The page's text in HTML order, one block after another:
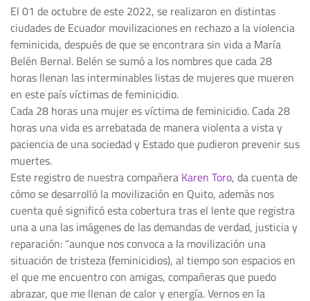
El 01 de octubre de este 2022, se realizaron en distintas
ciudades de Ecuador movilizaciones en rechazo a la violencia
feminicida, después de que se encontrara sin vida a María
Belén Bernal. Belén se sumó a los nombres que cada 28
horas llenan las interminables listas de mujeres que mueren
en este país víctimas de feminicidio.
Cada 28 horas una mujer es víctima de feminicidio. Cada 28
horas una vida es arrebatada de manera violenta a vista y
paciencia de una sociedad y Estado que pudieron prevenir sus
muertes.
Este registro de nuestra compañera Karen Toro, da cuenta de
cómo se desarrolló la movilización en Quito, además nos
cuenta qué significó esta cobertura tras el lente que registra
una a una las imágenes de las demandas de verdad, justicia y
reparación: “aunque nos convoca a la movilización una
situación de tristeza (feminicidios), al tiempo son espacios en
el que me encuentro con amigas, compañeras que puedo
abrazar, que me llenan de calor y energía. Vernos en la